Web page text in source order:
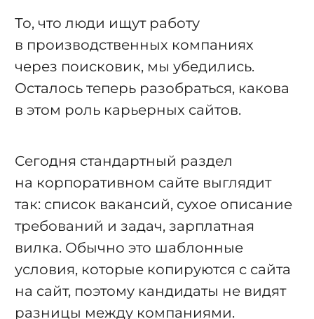
То, что люди ищут работу
в производственных компаниях
через поисковик, мы убедились.
Осталось теперь разобраться, какова
в этом роль карьерных сайтов.
Сегодня стандартный раздел
на корпоративном сайте выглядит
так: список вакансий, сухое описание
требований и задач, зарплатная
вилка. Обычно это шаблонные
условия, которые копируются с сайта
на сайт, поэтому кандидаты не видят
разницы между компаниями.